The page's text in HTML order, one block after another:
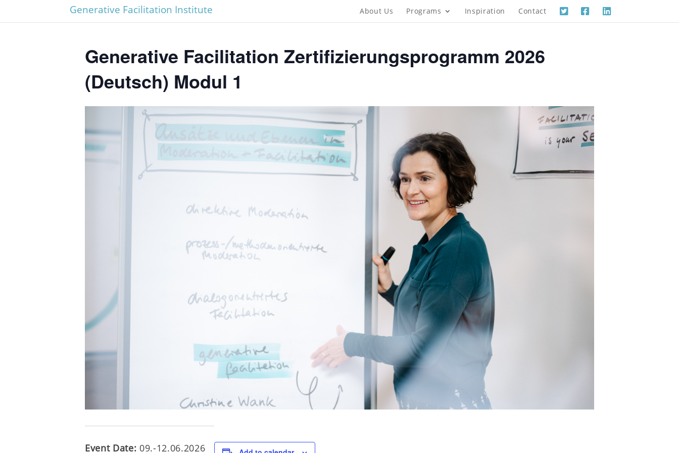
Generative Facilitation Institute About Us Programs Inspiration Contact
Generative Facilitation Zertifizierungsprogramm 2026
(Deutsch) Modul 1
Event Date: 09.-12.06.2026